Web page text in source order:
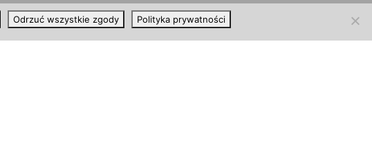
Odrzuć wszystkie zgody Polityka prywatności